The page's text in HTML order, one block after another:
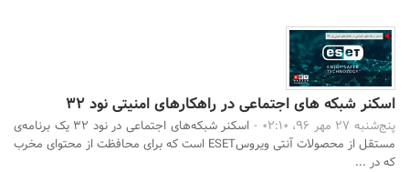
اسکنر شبکه های اجتماعی در راهکارهای امنیتی نود 32
پنج‌شنبه 27 مهر 96، 02:10 -
اسکنر شبکه‌های اجتماعی در نود 32 یک برنامه‌ی
مستقل از محصولات آنتی ویروسESET است که برای محافظت از محتوای مخرب
که در ...